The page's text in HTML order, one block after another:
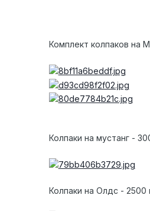
Комплект колпаков на
Колпаки на мустанг -
Колпаки на Олдс - 2500